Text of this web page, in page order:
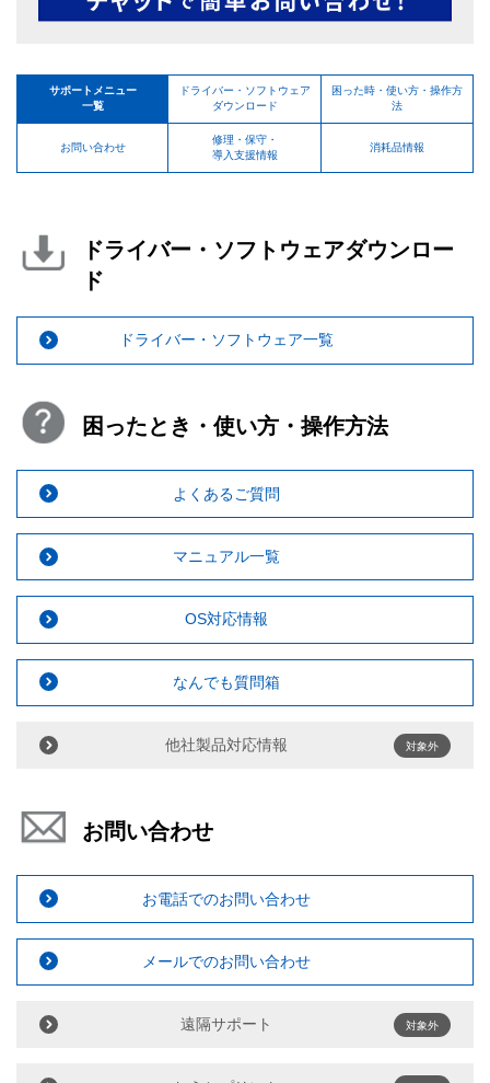
サポートメニュー
一覧
ドライバー・ソフトウェア
ダウンロード
困った時・使い方・操作方
法
お問い合わせ
修理・保守・
導入支援情報
消耗品情報
ドライバー・ソフトウェアダウンロー
ド
ドライバー・ソフトウェア一覧
困ったとき・使い方・操作方法
よくあるご質問
マニュアル一覧
OS対応情報
なんでも質問箱
他社製品対応情報 対象外
お問い合わせ
お電話でのお問い合わせ
メールでのお問い合わせ
遠隔サポート 対象外